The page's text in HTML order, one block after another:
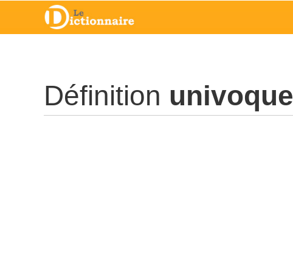
Définition univoque